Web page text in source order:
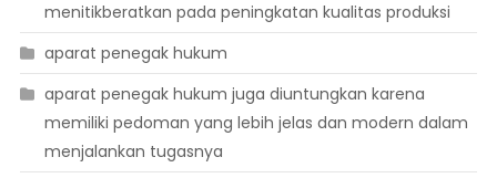
menitikberatkan pada peningkatan kualitas produksi
aparat penegak hukum
aparat penegak hukum juga diuntungkan karena
memiliki pedoman yang lebih jelas dan modern dalam
menjalankan tugasnya